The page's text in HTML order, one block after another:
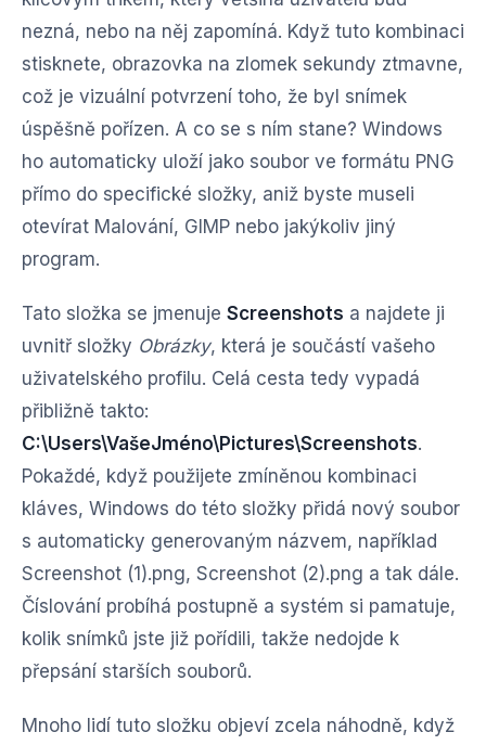
nezná, nebo na něj zapomíná. Když tuto kombinaci
stisknete, obrazovka na zlomek sekundy ztmavne,
což je vizuální potvrzení toho, že byl snímek
úspěšně pořízen. A co se s ním stane? Windows
ho automaticky uloží jako soubor ve formátu PNG
přímo do specifické složky, aniž byste museli
otevírat Malování, GIMP nebo jakýkoliv jiný
program.
Tato složka se jmenuje Screenshots a najdete ji
uvnitř složky Obrázky, která je součástí vašeho
uživatelského profilu. Celá cesta tedy vypadá
přibližně takto:
C:\Users\VašeJméno\Pictures\Screenshots.
Pokaždé, když použijete zmíněnou kombinaci
kláves, Windows do této složky přidá nový soubor
s automaticky generovaným názvem, například
Screenshot (1).png, Screenshot (2).png a tak dále.
Číslování probíhá postupně a systém si pamatuje,
kolik snímků jste již pořídili, takže nedojde k
přepsání starších souborů.
Mnoho lidí tuto složku objeví zcela náhodně, když